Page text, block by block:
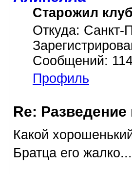
Старожил
Откуда: Санкт-
Сообщений:
Профиль
Re: Разведение
Какой
Братца его